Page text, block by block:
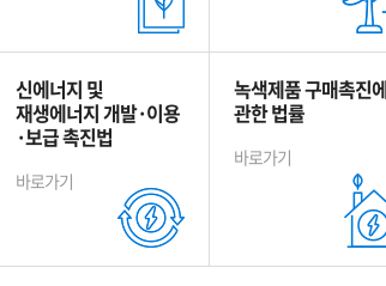
신에너지 및
재생에너지 개발·이용
·보급 촉진법
바로가기
녹색제품 구매촉진
관한 법률
바로가기